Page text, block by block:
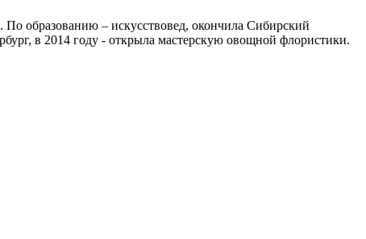
. По образованию – искусствовед, окончила Сибирский
в 2014 году - открыла мастерскую овощной флористики.